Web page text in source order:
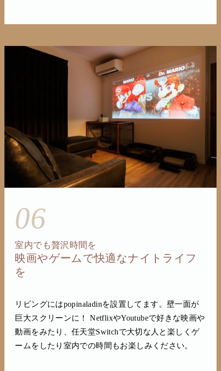
06
室内でも贅沢時間を
映画やゲームで快適なナイトライフ
を
リビングにはpopinaladinを設置してます。壁一面が
巨大スクリーンに！ NetflixやYoutubeで好きな映画や
動画をみたり、任天堂Switchで大切な人と楽しくゲ
ームをしたり室内での時間もお楽しみください。